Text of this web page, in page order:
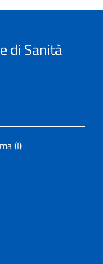
di Sanità
(I)